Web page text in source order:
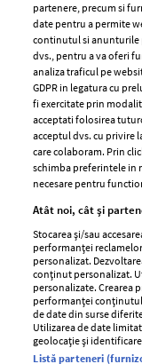
ELLE Style
2024
Despre ELLE
Romania
Contact
GSP
Unica
Baby
Retete
Pariază
partenere, precum si
date pentru a permite
continutul si anunturile
dvs., pentru a va oferi
analiza traficul pe
GDPR in legatura cu
fi exercitate prin
acceptati folosirea
acceptul dvs. cu privire
care colaboram. Prin
schimba preferintele in
necesare pentru
Atât noi, cât și
Stocarea și/sau
performanței
personalizat.
conținut personalizat.
personalizate. Crearea
performanței
de date din surse
Utilizarea de date
geolocație și
Listă parteneri